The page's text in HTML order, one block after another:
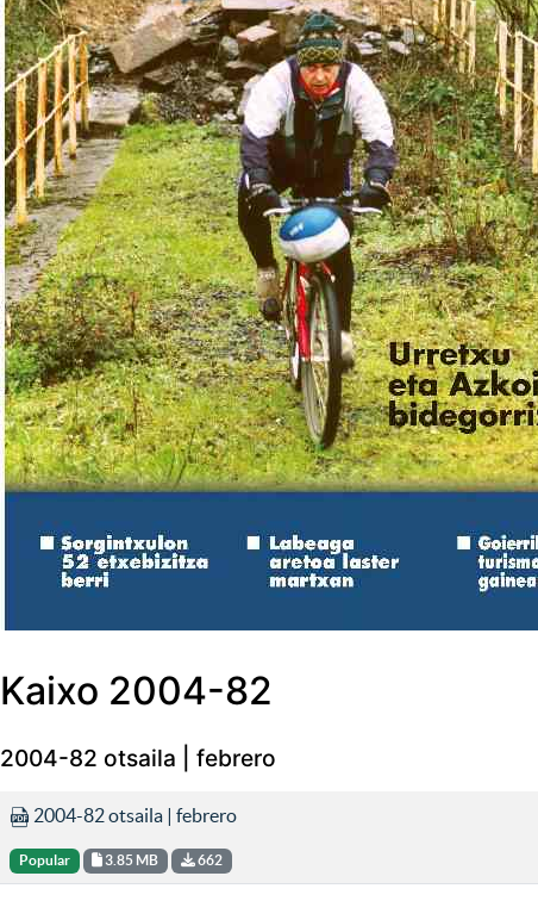
Kaixo 2004-82
2004-82 otsaila | febrero
2004-82 otsaila | febrero
Popular 3.85 MB 662